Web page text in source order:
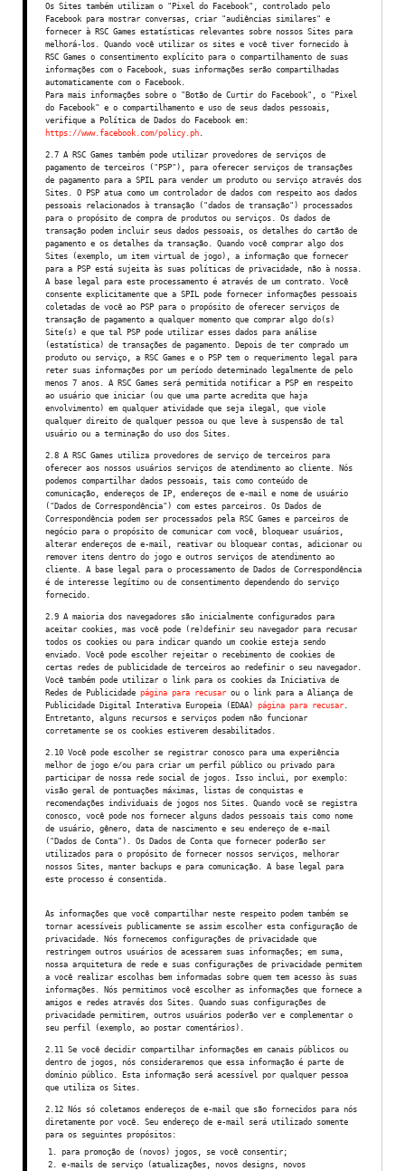
Os Sites também utilizam o "Pixel do Facebook", controlado pelo
Facebook para mostrar conversas, criar "audiências similares" e
fornecer à RSC Games estatísticas relevantes sobre nossos Sites para
melhorá-los. Quando você utilizar os sites e você tiver fornecido à
RSC Games o consentimento explícito para o compartilhamento de suas
informações com o Facebook, suas informações serão compartilhadas
automaticamente com o Facebook.
Para mais informações sobre o "Botão de Curtir do Facebook", o "Pixel
do Facebook" e o compartilhamento e uso de seus dados pessoais,
verifique a Política de Dados do Facebook em:
https://www.facebook.com/policy.ph
2.7 A RSC Games também pode utilizar provedores de serviços de
pagamento de terceiros ("PSP"), para oferecer serviços de transações
de pagamento para a SPIL para vender um produto ou serviço através dos
Sites. O PSP atua como um controlador de dados com respeito aos dados
pessoais relacionados à transação ("dados de transação") processados
para o propósito de compra de produtos ou serviços. Os dados de
transação podem incluir seus dados pessoais, os detalhes do cartão de
pagamento e os detalhes da transação. Quando você comprar algo dos
Sites (exemplo, um item virtual de jogo), a informação que fornecer
para a PSP está sujeita às suas políticas de privacidade, não à nossa.
A base legal para este processamento é através de um contrato. Você
consente explicitamente que a SPIL pode fornecer informações pessoais
coletadas de você ao PSP para o propósito de oferecer serviços de
transação de pagamento a qualquer momento que comprar algo do(s)
Site(s) e que tal PSP pode utilizar esses dados para análise
(estatística) de transações de pagamento. Depois de ter comprado um
produto ou serviço, a RSC Games e o PSP tem o requerimento legal para
reter suas informações por um período determinado legalmente de pelo
menos 7 anos. A RSC Games será permitida notificar a PSP em respeito
ao usuário que iniciar (ou que uma parte acredita que haja
envolvimento) em qualquer atividade que seja ilegal, que viole
qualquer direito de qualquer pessoa ou que leve à suspensão de tal
usuário ou a terminação do uso dos Sites.
2.8 A RSC Games utiliza provedores de serviço de terceiros para
oferecer aos nossos usuários serviços de atendimento ao cliente. Nós
podemos compartilhar dados pessoais, tais como conteúdo de
comunicação, endereços de IP, endereços de e-mail e nome de usuário
("Dados de Correspondência") com estes parceiros. Os Dados de
Correspondência podem ser processados pela RSC Games e parceiros de
negócio para o propósito de comunicar com você, bloquear usuários,
alterar endereços de e-mail, reativar ou bloquear contas, adicionar ou
remover itens dentro do jogo e outros serviços de atendimento ao
cliente. A base legal para o processamento de Dados de Correspondência
é de interesse legítimo ou de consentimento dependendo do serviço
fornecido.
2.9 A maioria dos navegadores são inicialmente configurados para
aceitar cookies, mas você pode (re)definir seu navegador para recusar
todos os cookies ou para indicar quando um cookie esteja sendo
enviado. Você pode escolher rejeitar o recebimento de cookies de
certas redes de publicidade de terceiros ao redefinir o seu navegador.
Você também pode utilizar o link para os cookies da Iniciativa de
Redes de Publicidade página para recusar ou o link para a Aliança de
Publicidade Digital Interativa Europeia (EDAA) página para recusar
Entretanto, alguns recursos e serviços podem não funcionar
corretamente se os cookies estiverem desabilitados.
2.10 Você pode escolher se registrar conosco para uma experiência
melhor de jogo e/ou para criar um perfil público ou privado para
participar de nossa rede social de jogos. Isso inclui, por exemplo:
visão geral de pontuações máximas, listas de conquistas e
recomendações individuais de jogos nos Sites. Quando você se registra
conosco, você pode nos fornecer alguns dados pessoais tais como nome
de usuário, gênero, data de nascimento e seu endereço de e-mail
("Dados de Conta"). Os Dados de Conta que fornecer poderão ser
utilizados para o propósito de fornecer nossos serviços, melhorar
nossos Sites, manter backups e para comunicação. A base legal para
este processo é consentida.
As informações que você compartilhar neste respeito podem também se
tornar acessíveis publicamente se assim escolher esta configuração de
privacidade. Nós fornecemos configurações de privacidade que
restringem outros usuários de acessarem suas informações; em suma,
nossa arquitetura de rede e suas configurações de privacidade permitem
a você realizar escolhas bem informadas sobre quem tem acesso às suas
informações. Nós permitimos você escolher as informações que fornece a
amigos e redes através dos Sites. Quando suas configurações de
privacidade permitirem, outros usuários poderão ver e complementar o
seu perfil (exemplo, ao postar comentários).
2.11 Se você decidir compartilhar informações em canais públicos ou
dentro de jogos, nós consideraremos que essa informação é parte de
domínio público. Esta informação será acessível por qualquer pessoa
que utiliza os Sites.
2.12 Nós só coletamos endereços de e-mail que são fornecidos para nós
diretamente por você. Seu endereço de e-mail será utilizado somente
para os seguintes propósitos:
para promoção de (novos) jogos, se você consentir;
e-mails de serviço (atualizações, novos designs, novos